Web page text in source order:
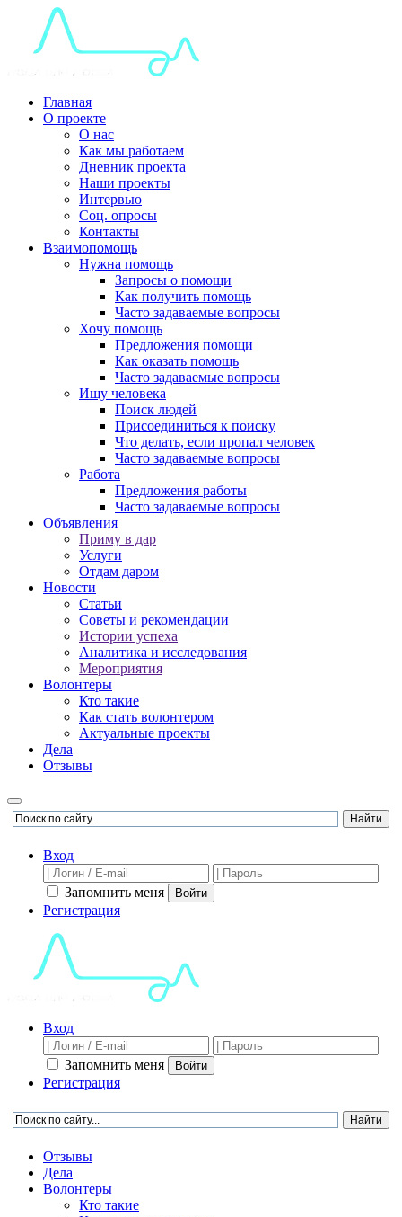
Главная
О проекте
О нас
Как мы работаем
Дневник проекта
Наши проекты
Интервью
Соц. опросы
Контакты
Взаимопомощь
Нужна помощь
Запросы о помощи
Как получить помощь
Часто задаваемые вопросы
Хочу помощь
Предложения помощи
Как оказать помощь
Часто задаваемые вопросы
Ищу человека
Поиск людей
Присоединиться к поиску
Что делать, если пропал человек
Часто задаваемые вопросы
Работа
Предложения работы
Часто задаваемые вопросы
Объявления
Приму в дар
Услуги
Отдам даром
Новости
Статьи
Советы и рекомендации
Истории успеха
Аналитика и исследования
Мероприятия
Волонтеры
Кто такие
Как стать волонтером
Актуальные проекты
Дела
Отзывы
Вход
Запомнить меня Войти
Регистрация
Вход
Запомнить меня Войти
Регистрация
Отзывы
Дела
Волонтеры
Кто такие